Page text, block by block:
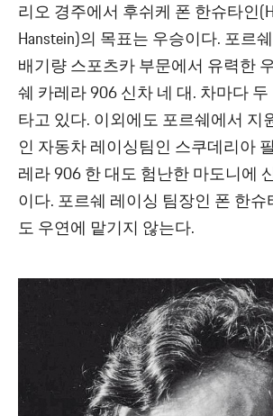
리오 경주에서 후쉬케 폰 한슈타인
Hanstein)의 목표는 우승이다. 포르
배기량 스포츠카 부문에서 유력한
쉐 카레라 906 신차 네 대. 차마다
타고 있다. 이외에도 포르쉐에서 지
인 자동차 레이싱팀인 스쿠데리아
레라 906 한 대도 험난한 마도니에
이다. 포르쉐 레이싱 팀장인 폰 한
도 우연에 맡기지 않는다.